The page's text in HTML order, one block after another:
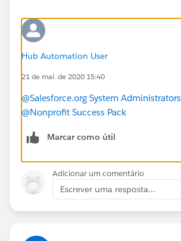
Hub Automation User
21 de mai. de 2020 15:40
@Salesforce.org System Administrators
@Nonprofit Success Pack
Marcar como útil
Adicionar um comentário
Escrever uma resposta...